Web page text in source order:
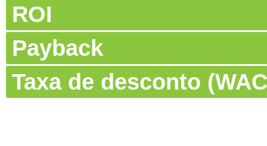
ROI
Payback
Taxa de desconto